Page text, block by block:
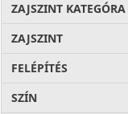
ZAJSZINT KATEGÓRA
ZAJSZINT
FELÉPÍTÉS
SZÍN